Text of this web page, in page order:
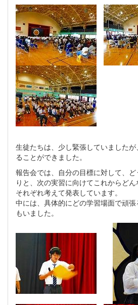
生徒たちは、少し緊張していました
ることができました。
報告会では、自分の目標に対して、
りと、次の実習に向けてこれからど
それぞれ考えて発表しています。
中には、具体的にどの学習場面で頑
もいました。